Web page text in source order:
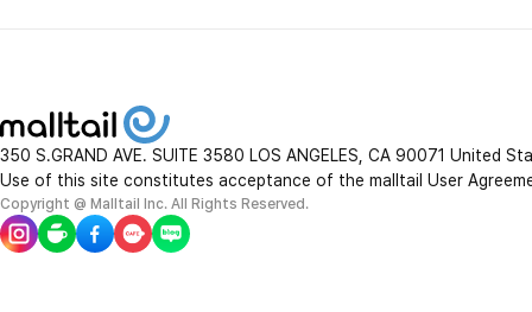
350 S.GRAND AVE. SUITE 3580 LOS ANGELES, CA 90071 United
Use of this site constitutes acceptance of the malltail User
Copyright @ Malltail Inc. All Rights Reserved.